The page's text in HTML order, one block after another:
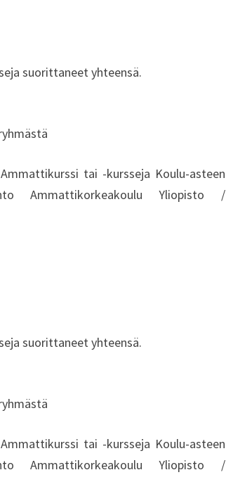
suorittaneet yhteensä.
tai -kursseja Koulu-asteen
Ammattikorkeakoulu Yliopisto /
suorittaneet yhteensä.
tai -kursseja Koulu-asteen
Ammattikorkeakoulu Yliopisto /